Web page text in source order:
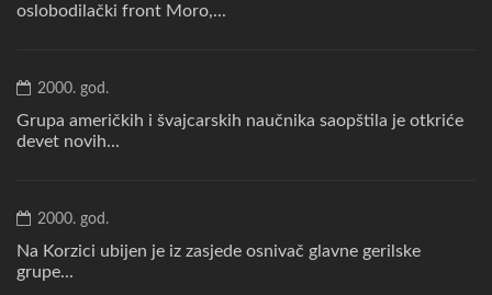
oslobodilački front Moro,...
2000. god.
Grupa američkih i švajcarskih naučnika saopštila je otkriće
devet novih...
2000. god.
Na Korzici ubijen je iz zasjede osnivač glavne gerilske
grupe...